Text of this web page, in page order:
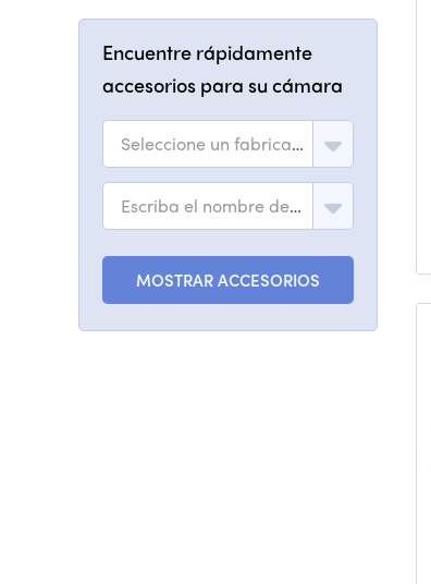
Encuentre rápidamente
accesorios para su cámara
Seleccione un fabricante
Escriba el nombre del modelo
MOSTRAR ACCESORIOS